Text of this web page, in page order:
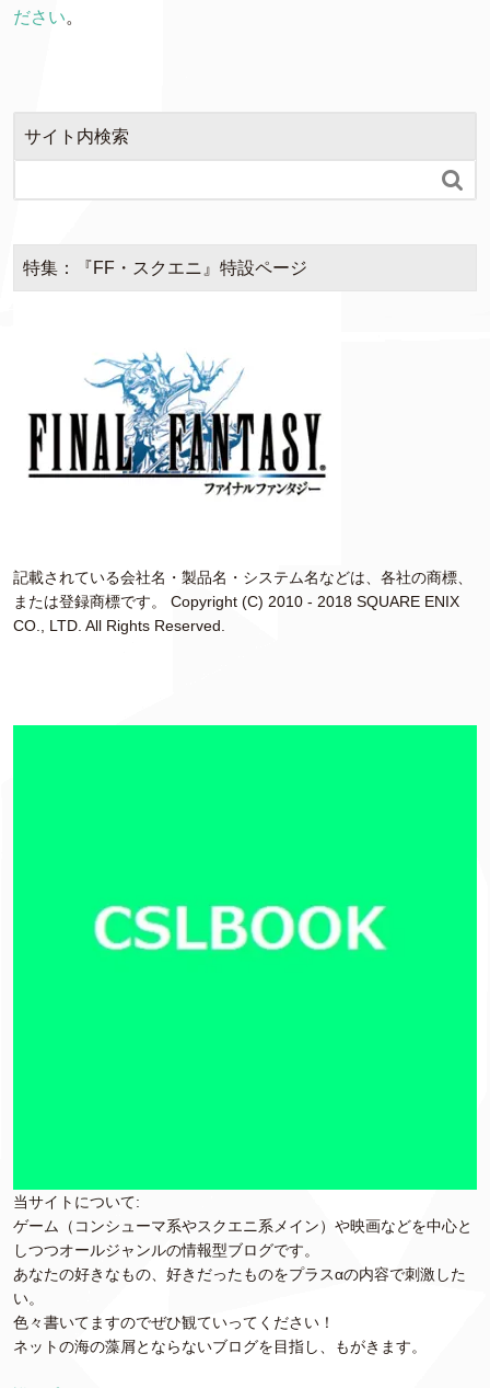
ださい。
サイト内検索

特集：『FF・スクエニ』特設ページ
記載されている会社名・製品名・システム名などは、各社の商標、
または登録商標です。 Copyright (C) 2010 - 2018 SQUARE ENIX
CO., LTD. All Rights Reserved.
当サイトについて:
ゲーム（コンシューマ系やスクエニ系メイン）や映画などを中心と
しつつオールジャンルの情報型ブログです。
あなたの好きなもの、好きだったものをプラスαの内容で刺激した
い。
色々書いてますのでぜひ観ていってください！
ネットの海の藻屑とならないブログを目指し、もがきます。